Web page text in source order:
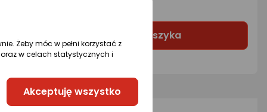
Do koszyka
Żeby móc w pełni korzystać z
w celach statystycznych i
Akceptuję wszystko